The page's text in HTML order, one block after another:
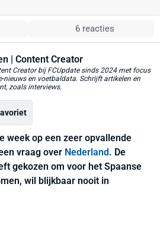
6 reacties
| Content Creator
Creator bij FCUpdate sinds 2024 met focus
nieuws en voetbaldata. Schrijft artikelen en
zoals interviews.
week op een zeer opvallende
vraag over Nederland. De
gekozen om voor het Spaanse
wil blijkbaar nooit in